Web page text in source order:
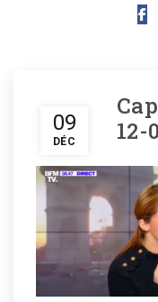
09
DÉC
12-